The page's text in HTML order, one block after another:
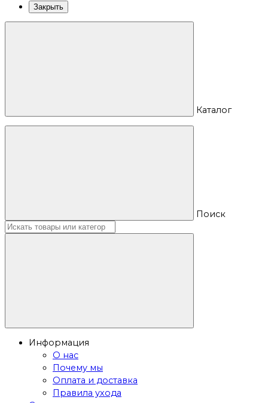
Закрыть
Каталог
Поиск
Информация
О нас
Почему мы
Оплата и доставка
Правила ухода